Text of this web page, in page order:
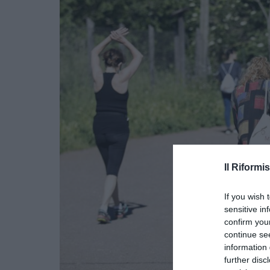
Il
If you wish
sensitive
confirm
continue
information
further